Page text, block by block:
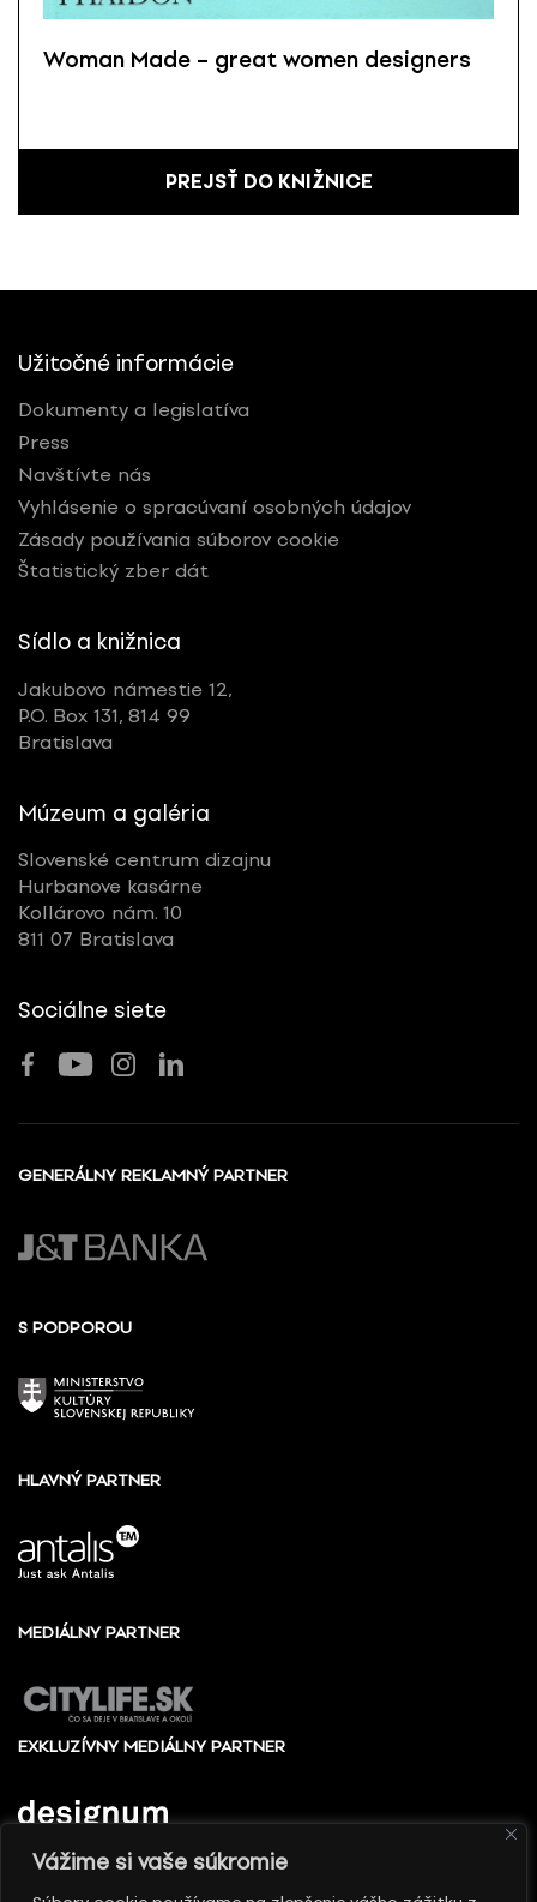
Vážime si vaše súkromie
Woman Made – great women designers
PREJSŤ DO KNIŽNICE
Užitočné informácie
Dokumenty a legislatíva
Press
Navštívte nás
Vyhlásenie o spracúvaní osobných údajov
Zásady používania súborov cookie
Štatistický zber dát
Sídlo a knižnica
Jakubovo námestie 12,
P.O. Box 131, 814 99
Bratislava
Múzeum a galéria
Slovenské centrum dizajnu
Hurbanove kasárne
Kollárovo nám. 10
811 07 Bratislava
Sociálne siete
GENERÁLNY REKLAMNÝ PARTNER
S PODPOROU
HLAVNÝ PARTNER
MEDIÁLNY PARTNER
EXKLUZÍVNY MEDIÁLNY PARTNER